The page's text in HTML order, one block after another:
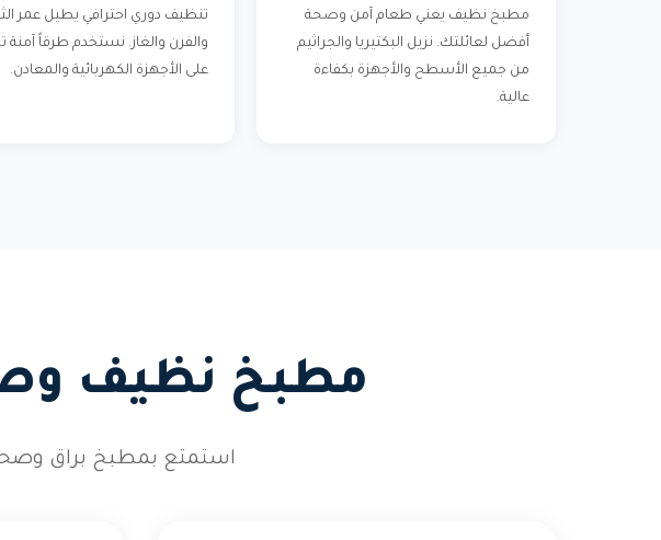
مطبخ نظيف يعني طعام آمن وصحة
أفضل لعائلتك. نزيل البكتيريا والجراثيم
من جميع الأسطح والأجهزة بكفاءة
عالية.
تنظيف دوري احترافي يطيل عمر
والفرن والغاز. نستخدم طرقاً آمنة
على الأجهزة الكهربائية والمعادن.
مطبخ نظيف
استمتع بمطبخ براق وصحي